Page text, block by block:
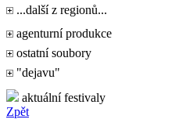
...další z regionů...
agenturní produkce
ostatní soubory
"dejavu"
aktuální festivaly
Zpět